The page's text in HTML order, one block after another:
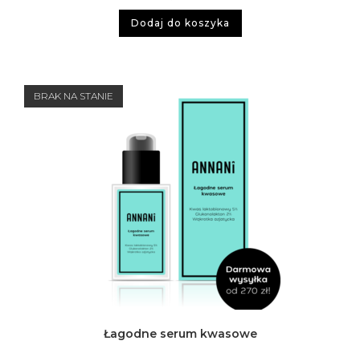
Dodaj do koszyka
BRAK NA STANIE
Łagodne serum kwasowe